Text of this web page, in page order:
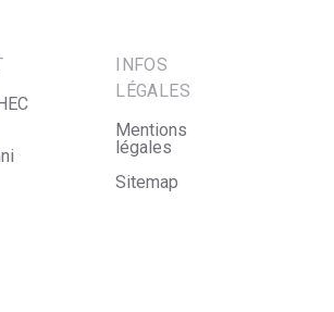
INFOS
LÉGALES
Mentions
légales
Sitemap